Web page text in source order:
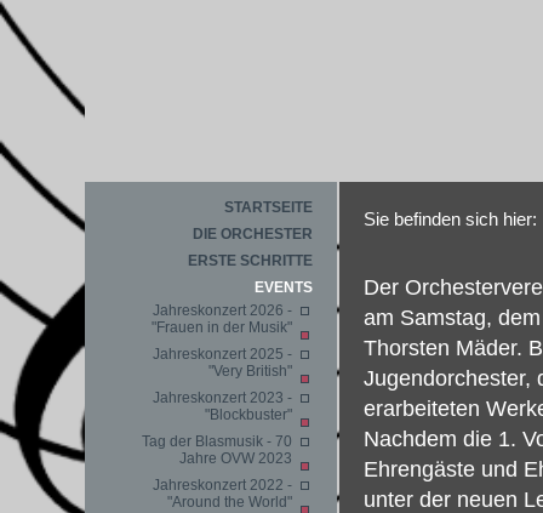
STARTSEITE
DIE ORCHESTER
ERSTE SCHRITTE
EVENTS
Jahreskonzert 2026 -
"Frauen in der Musik"
Jahreskonzert 2025 -
"Very British"
Jahreskonzert 2023 -
"Blockbuster"
Tag der Blasmusik - 70
Jahre OVW 2023
Jahreskonzert 2022 -
"Around the World"
Sie befinden sich hier:
Der
am Samstag,
Thorsten Mäder.
Jugendorchester,
erarbeiteten
Nachdem die 1.
Ehrengäste und
unter der neuen